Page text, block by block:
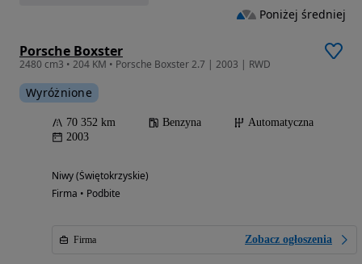
Porsche Boxster
2480 cm3 • 204 KM • Porsche Boxster 2.7 | 2003 | RWD
Wyróżnione
70 352 km Benzyna
Automatyczna
2003
Niwy (Świętokrzyskie)
Firma • Podbite
Firma Zobacz ogłoszenia
Poniżej średniej